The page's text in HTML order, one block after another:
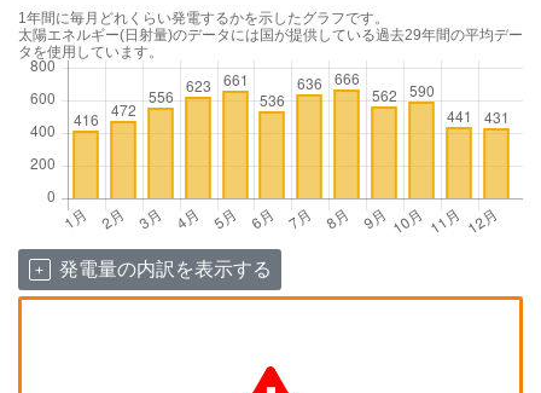
1年間に毎月どれくらい発電するかを示したグラフです。
太陽エネルギー(日射量)のデータには国が提供している過去29年間の平均デー
タを使用しています。
発電量の内訳を表示する